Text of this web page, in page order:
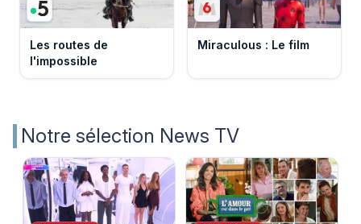
Les routes de
l'impossible
Miraculous : Le film
Notre sélection News TV